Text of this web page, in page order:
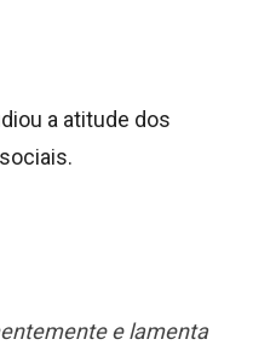
a atitude dos
e lamenta